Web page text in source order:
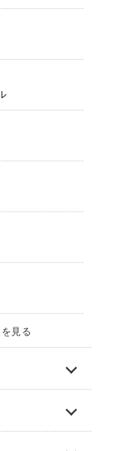
見る